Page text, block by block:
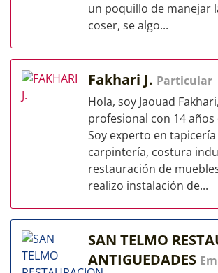
un poquillo de manejar
coser, se algo...
Fakhari J. Particular
Hola, soy Jaouad
profesional con 14 años
Soy experto en
carpintería, costura
restauración de
realizo instalación de...
SAN TELMO
ANTIGUEDADES